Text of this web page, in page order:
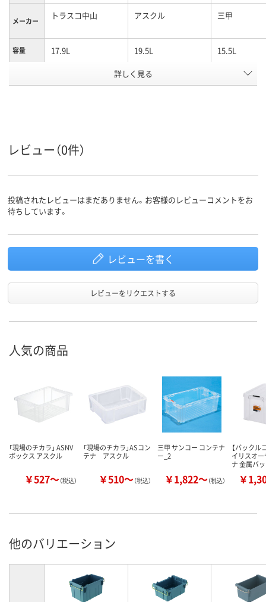
メーカー トラスコ中山 アスクル 三甲
容量 17.9L 19.5L 15.5L
ループ
クリア（透明）系 ホワイト系
詳しく見る
レビュー（0件）
投稿されたレビューはまだありません。お客様のレビューコメントをお
待ちしています。
レビューを書く
レビューをリクエストする
人気の商品
「現場のチカラ」 ASNV
ボックス アスクル
￥527～（税込）
「現場のチカラ」ASコン
テナ アスクル
￥510～（税込）
三甲 サンコー コンテナ
ー_2
￥1,822～（税込）
【バックル
イリスオ
ナ 金属バ
￥
他のバリエーション